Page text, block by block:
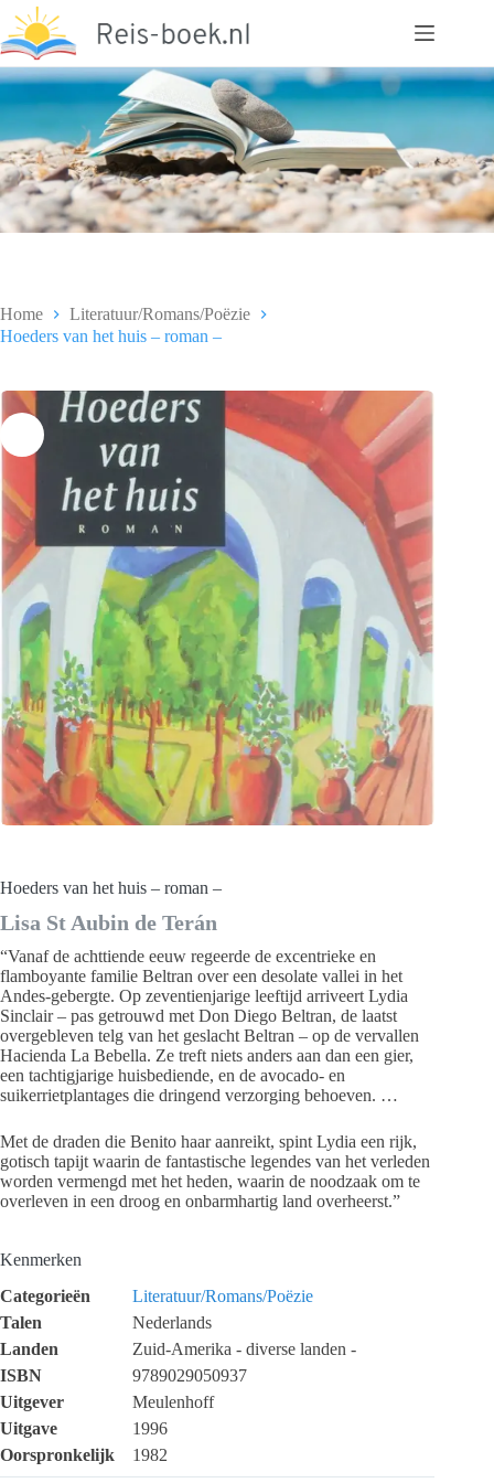
naar
de
inhoud
Home
Literatuur/Romans/Poëzie
Hoeders van het huis – roman –
Hoeders van het huis – roman –
Lisa St Aubin de Terán
“Vanaf de achttiende eeuw regeerde de excentrieke en
flamboyante familie Beltran over een desolate vallei in het
Andes-gebergte. Op zeventienjarige leeftijd arriveert Lydia
Sinclair – pas getrouwd met Don Diego Beltran, de laatst
overgebleven telg van het geslacht Beltran – op de vervallen
Hacienda La Bebella. Ze treft niets anders aan dan een gier,
een tachtigjarige huisbediende, en de avocado- en
suikerrietplantages die dringend verzorging behoeven. …
Met de draden die Benito haar aanreikt, spint Lydia een rijk,
gotisch tapijt waarin de fantastische legendes van het verleden
worden vermengd met het heden, waarin de noodzaak om te
overleven in een droog en onbarmhartig land overheerst.”
Kenmerken
Categorieën
Literatuur/Romans/Poëzie
Talen
Nederlands
Landen
Zuid-Amerika - diverse landen -
ISBN
9789029050937
Uitgever
Meulenhoff
Uitgave
1996
Oorspronkelijk
1982